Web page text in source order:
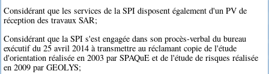
Considérant que les services de la SPI disposent également d'un PV de
réception des travaux SAR;
Considérant que la SPI s'est engagée dans son procès-verbal du bureau
exécutif du 25 avril 2014 à transmettre au réclamant copie de l'étude
d'orientation réalisée en 2003 par SPAQuE et de l'étude de risques réalisée
en 2009 par GEOLYS;